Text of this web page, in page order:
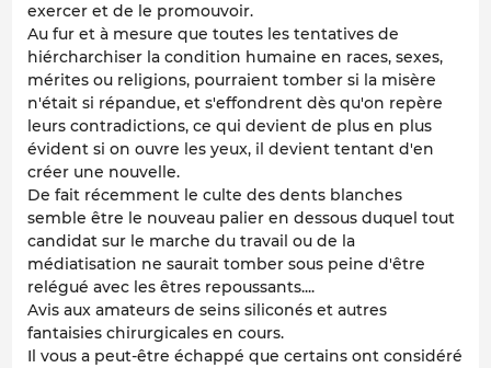
exercer et de le promouvoir.
Au fur et à mesure que toutes les tentatives de
hiércharchiser la condition humaine en races, sexes,
mérites ou religions, pourraient tomber si la misère
n'était si répandue, et s'effondrent dès qu'on repère
leurs contradictions, ce qui devient de plus en plus
évident si on ouvre les yeux, il devient tentant d'en
créer une nouvelle.
De fait récemment le culte des dents blanches
semble être le nouveau palier en dessous duquel tout
candidat sur le marche du travail ou de la
médiatisation ne saurait tomber sous peine d'être
relégué avec les êtres repoussants....
Avis aux amateurs de seins siliconés et autres
fantaisies chirurgicales en cours.
Il vous a peut-être échappé que certains ont considéré